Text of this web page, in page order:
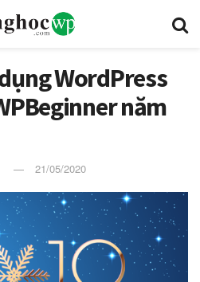
WordPress
năm
21/05/2020